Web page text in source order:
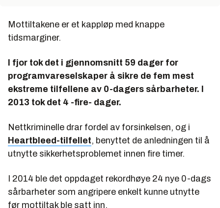
Mottiltakene er et kappløp med knappe
tidsmarginer.
I fjor tok det i gjennomsnitt 59 dager for
programvareselskaper å sikre de fem mest
ekstreme tilfellene av 0-dagers sårbarheter. I
2013 tok det 4 -fire- dager.
Nettkriminelle drar fordel av forsinkelsen, og i
Heartbleed-tilfellet, benyttet de anledningen til å
utnytte sikkerhetsproblemet innen fire timer.
I 2014 ble det oppdaget rekordhøye 24 nye 0-dags
sårbarheter som angripere enkelt kunne utnytte
før mottiltak ble satt inn.